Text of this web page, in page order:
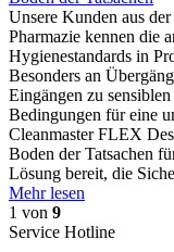
Unsere Kunden aus
Pharmazie kennen die
Hygienestandards in
Besonders an
Eingängen zu
Bedingungen für eine
Cleanmaster FLEX
Boden der Tatsachen
Lösung bereit, die
Mehr lesen
1 von 9
Service Hotline